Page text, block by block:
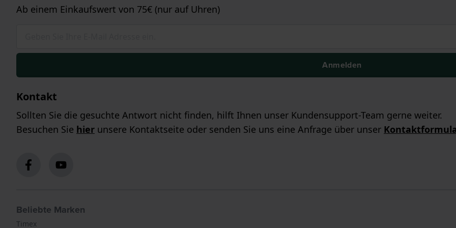
Ab einem Einkaufswert von 75€ (nur auf Uhren)
Anmelden
Kontakt
Sollten Sie die gesuchte Antwort nicht finden, hilft Ihnen unser Kundensupport-Team gerne weiter.
Besuchen Sie hier unsere Kontaktseite oder senden Sie uns eine Anfrage über unser
Beliebte Marken
Timex